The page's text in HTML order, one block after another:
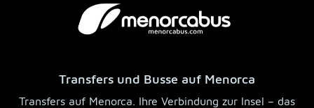
Transfers und Busse auf Menorca
Transfers auf Menorca. Ihre Verbindung zur Insel – das